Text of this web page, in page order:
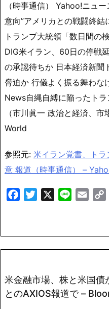
（時事通信） Yahoo!ニュ
意向”アメリカとの戦闘終結
トランプ大統領「数日間の
DIG米イラン、60日の停戦
の承認待ちか 日本経済新聞
脅迫か 行儀よく振る舞わな
News自縄自縛に陥ったト
（市川眞一 政治と経済、
World
参照元: 米イラン覚書、ト
意 報道（時事通信） –
FacebookTwitter Line Email
米金融市場、株と米国
とのAXIOS報道で –